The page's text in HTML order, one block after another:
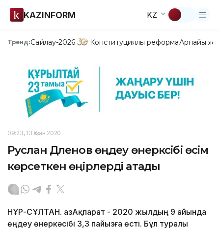
KAZINFORM KZ
Тренд:Сайлау-2026 Конституциялық реформаАрнайы
09:23, 13 Қазан 2020
Руслан Дәленов өңдеу өнеркәсібі өсім
көрсеткен өңірлерді атады
НҰР-СҰЛТАН. ҚазАқпарат - 2020 жылдың 9 айында
өңдеу өнеркәсібі 3,3 пайызға өсті. Бұл туралы